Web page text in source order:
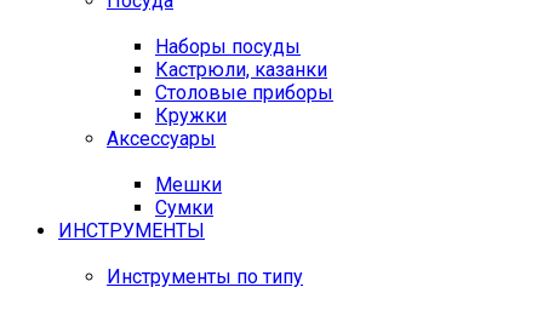
Наборы посуды
Кастрюли, казанки
Столовые приборы
Кружки
Аксессуары
Мешки
Сумки
ИНСТРУМЕНТЫ
Инструменты по типу